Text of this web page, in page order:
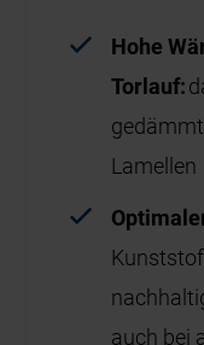
Hohe
Torlauf:
Lamellen
auch bei